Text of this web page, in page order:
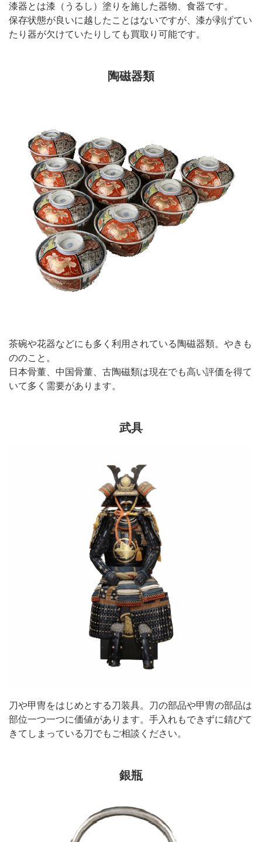
漆器とは漆（うるし）塗りを施した器物、食器です。
保存状態が良いに越したことはないですが、漆が剥げてい
たり器が欠けていたりしても買取り可能です。
陶磁器類
茶碗や花器などにも多く利用されている陶磁器類。やきも
ののこと。
日本骨董、中国骨董、古陶磁類は現在でも高い評価を得て
いて多く需要があります。
武具
刀や甲冑をはじめとする刀装具。刀の部品や甲冑の部品は
部位一つ一つに価値があります。手入れもできずに錆びて
きてしまっている刀でもご相談ください。
銀瓶